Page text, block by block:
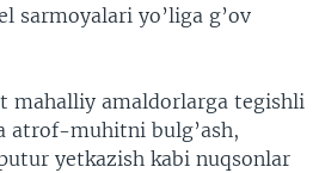
sarmoyalari yo’liga g’ov
mahalliy amaldorlarga tegishli
atrof-muhitni bulg’ash,
yetkazish kabi nuqsonlar